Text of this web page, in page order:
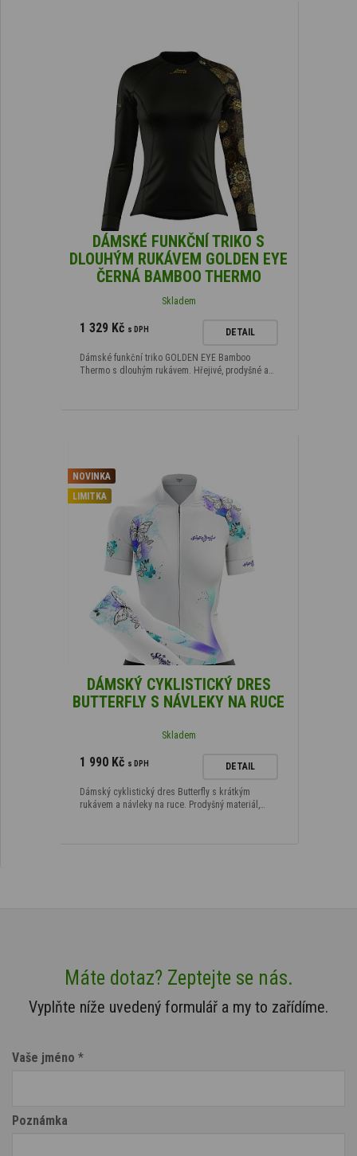
DÁMSKÉ FUNKČNÍ TRIKO S
DLOUHÝM RUKÁVEM GOLDEN EYE
ČERNÁ BAMBOO THERMO
Skladem
1 329 Kč s DPH DETAIL
Dámské funkční triko GOLDEN EYE Bamboo
Thermo s dlouhým rukávem. Hřejivé, prodyšné a…
NOVINKA
LIMITKA
DÁMSKÝ CYKLISTICKÝ DRES
BUTTERFLY S NÁVLEKY NA RUCE
Skladem
1 990 Kč s DPH DETAIL
Dámský cyklistický dres Butterfly s krátkým
rukávem a návleky na ruce. Prodyšný materiál,…
Máte dotaz? Zeptejte se nás.
Vyplňte níže uvedený formulář a my to zařídíme.
Vaše jméno *
Poznámka